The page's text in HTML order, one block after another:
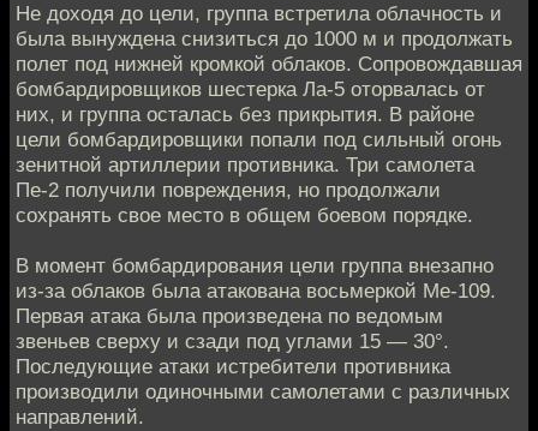
Не доходя до цели, группа встретила облачность и
была вынуждена снизиться до 1000 м и продолжать
полет под нижней кромкой облаков. Сопровождавшая
бомбардировщиков шестерка Ла-5 оторвалась от
них, и группа осталась без прикрытия. В районе
цели бомбардировщики попали под сильный огонь
зенитной артиллерии противника. Три самолета
Пе-2 получили повреждения, но продолжали
сохранять свое место в общем боевом порядке.
В момент бомбардирования цели группа внезапно
из-за облаков была атакована восьмеркой Ме-109.
Первая атака была произведена по ведомым
звеньев сверху и сзади под углами 15 — 30°.
Последующие атаки истребители противника
производили одиночными самолетами с различных
направлений.